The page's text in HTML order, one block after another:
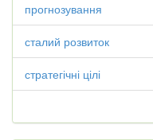
прогнозування
сталий розвиток
стратегічні цілі